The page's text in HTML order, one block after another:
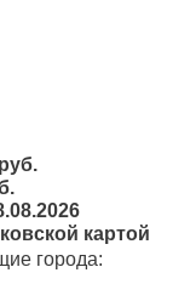
картой
города: